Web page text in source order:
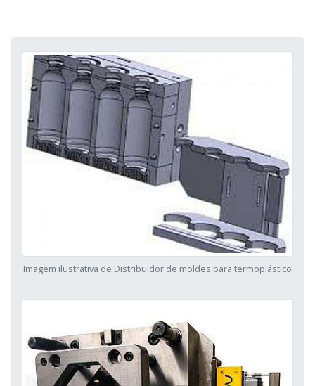
Imagem ilustrativa de Distribuidor de moldes para termoplástico